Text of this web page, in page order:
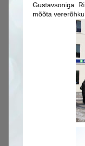
Gustavsoniga.
mõõta